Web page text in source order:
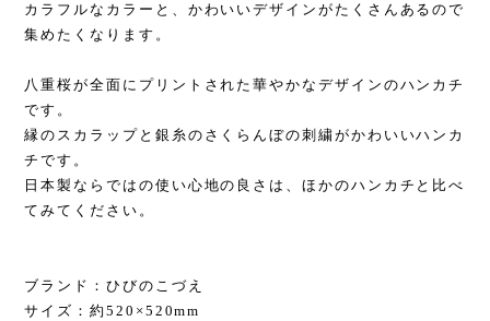
カラフルなカラーと、かわいいデザインがたくさんあるので
集めたくなります。
八重桜が全面にプリントされた華やかなデザインのハンカチ
です。
縁のスカラップと銀糸のさくらんぼの刺繍がかわいいハンカ
チです。
日本製ならではの使い心地の良さは、ほかのハンカチと比べ
てみてください。
ブランド：ひびのこづえ
サイズ：約520×520mm